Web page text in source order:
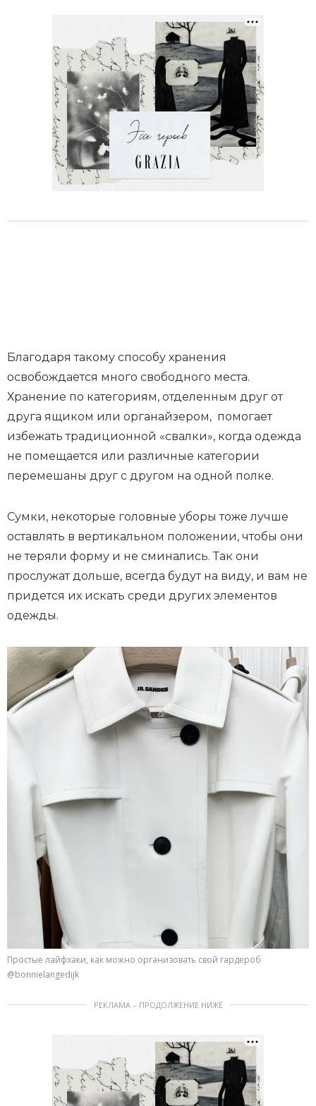
Благодаря такому способу хранения
освобождается много свободного места.
Хранение по категориям, отделенным друг от
друга ящиком или органайзером, помогает
избежать традиционной «свалки», когда одежда
не помещается или различные категории
перемешаны друг с другом на одной полке.
Сумки, некоторые головные уборы тоже лучше
оставлять в вертикальном положении, чтобы они
не теряли форму и не сминались. Так они
прослужат дольше, всегда будут на виду, и вам не
придется их искать среди других элементов
одежды.
Простые лайфхаки, как можно организовать свой гардероб
@bonnielangedijk
РЕКЛАМА – ПРОДОЛЖЕНИЕ НИЖЕ